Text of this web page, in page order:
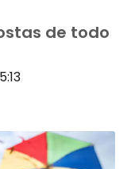
de todo